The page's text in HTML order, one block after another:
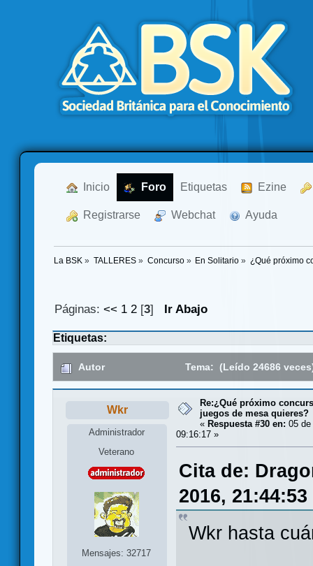
Inicio Foro Etiquetas Ezine
Registrarse Webchat Ayuda
La BSK » TALLERES» Concurso» En Solitario » ¿Qué próximo
Páginas:<< 1 2 [3] Ir Abajo
Etiquetas:
Autor Tema: (Leído 24686
Wkr
Administrador
Veterano
Mensajes: 32717
Re:¿Qué próximo
juegos de mesa quieres?
« Respuesta #30 en: 05
09:16:17 »
Cita de:
2016, 21:44:53
Wkr hasta